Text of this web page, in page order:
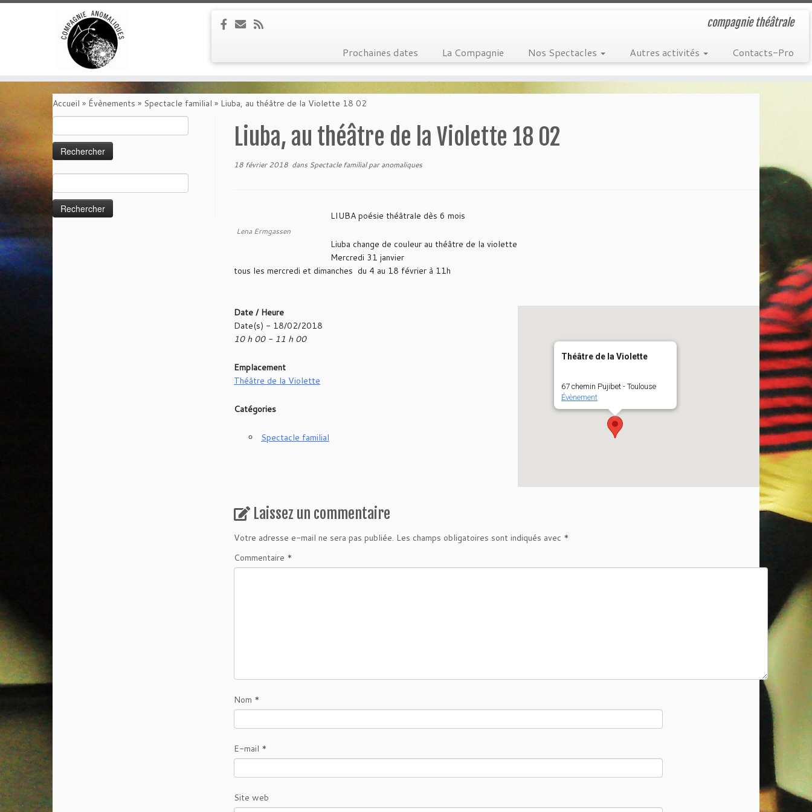
au
contenu
compagnie théâtrale
Prochaines dates La Compagnie Nos Spectacles Autres activités Contacts-Pro
Accueil » Évènements » Spectacle familial » Liuba, au théâtre de la Violette 18 02
Rechercher :
Liuba, au théâtre de la Violette 18 02
18 février 2018 dans Spectacle familialparanomaliques
Lena Ermgassen
LIUBA poésie théâtrale dès 6 mois
Liuba change de couleur au théâtre de la violette
Mercredi 31 janvier
tous les mercredi et dimanches du 4 au 18 février à 11h
Théâtre de la Violette
67 chemin Pujibet - Toulouse
Évènement
Date / Heure
Date(s) - 18/02/2018
10 h 00 - 11 h 00
Emplacement
Théâtre de la Violette
Catégories
Spectacle familial
Laissez un commentaire
Votre adresse e-mail ne sera pas publiée. Les champs obligatoires sont indiqués avec *
Commentaire *
Nom *
E-mail *
Site web